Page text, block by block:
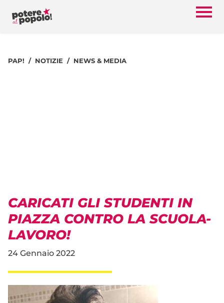
PAP! NOTIZIE NEWS & MEDIA
CARICATI GLI STUDENTI IN
PIAZZA CONTRO LA SCUOLA-
LAVORO!
24 Gennaio 2022